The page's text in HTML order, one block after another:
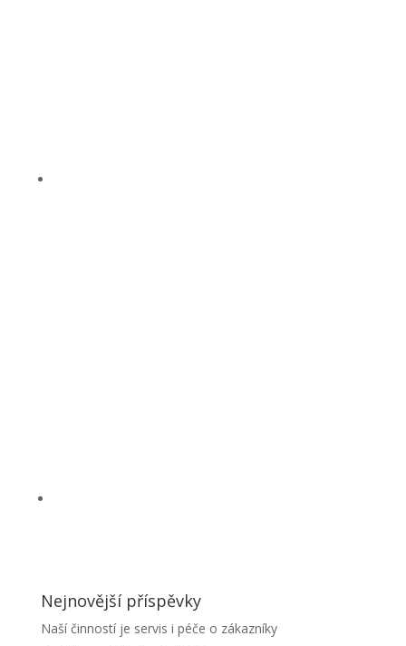
Nejnovější příspěvky
Naší činností je servis i péče o zákazníky